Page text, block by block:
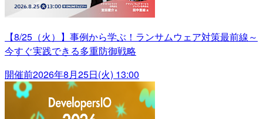
【8/25（火）】事例から学ぶ！ランサムウェア対策最前線～
今すぐ実践できる多重防御戦略
開催前2026年8月25日(火) 13:00